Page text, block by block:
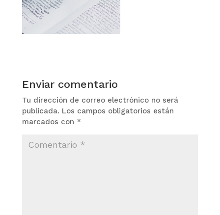
Enviar comentario
Tu dirección de correo electrónico no será
publicada. Los campos obligatorios están
marcados con *